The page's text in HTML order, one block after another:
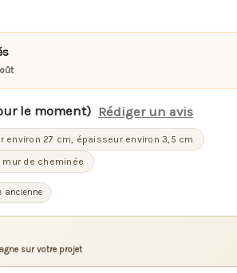
le moment) Rédiger un avis
environ 27 cm, épaisseur environ 3,5 cm
de cheminée
ancienne
sur votre projet